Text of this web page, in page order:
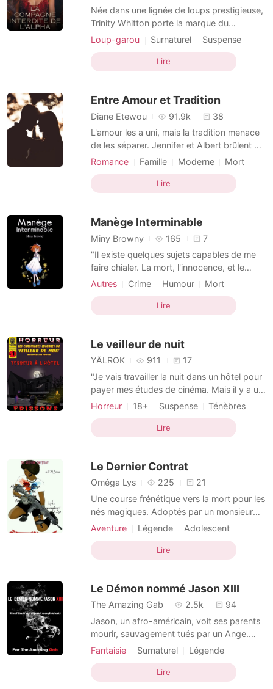
Née dans une lignée de loups prestigieuse,
Trinity Whitton porte la marque du
déshonneur : fille d'une mère disparue dans
jamais éveillé son loup. Rejetée, mais
indomptable, elle vit entre deux mondes -
"incomplète" pour la me
Loup-garou Surnaturel
Suspense
Tribu
Mariés au premier regard
Malédiction
Gentleman
Chanceuse
Amour interdit
Lire
Entre Amour et Tradition
Diane Etewou 91.9k
38
L'amour les a uni, mais la tradition menace
de les séparer. Jennifer et Albert brûlent de
passion l'un pour l'autre mais tout semble
le remède à tout les maux? Entre Amour et
Tradition, lequel triomphera?
Romance Famille Moderne
Mort
Malédiction
Courageuse
Lire
Manège Interminable
Miny Browny 165
7
"Il existe quelques sujets capables de me
faire chialer. La mort, l'innocence, et le
passé. Ce qu'ils ont en commun ? Une fois
parc d'attractions. "Ne vous fiez pas aux
apparences ; elles sont trompeuses." Une
Autres Crime Humour
Mort
Malédiction
Criminelle
Héros
Mature
Génie Flashback
Lire
Le veilleur de nuit
YÄLROK 911
17
"Je vais travailler la nuit dans un hôtel pour
payer mes études de cinéma. Mais il y a un
problème: j'ai peur du noir, c'est le comble
a commencé sur ma page Twitter, les trois
mois suivants ont été absolument horribles.
Horreur 18+ Suspense
Ténèbres
Mort
Malédiction
Lire
Le Dernier Contrat
Oméga Lys 225
21
Une course frénétique vers la mort pour les
nés magiques. Adoptés par un monsieur
dès leur plus jeunes âges, des enfants se
vivre. Mais de ce vilain tour, un enfant s'est
échappé et s'est penché vers l'unique
la plu
Aventure Légende
Adolescent
Résurrection
Malédiction
Personnalités multiples
Courageuse
Lire
Le Démon nommé Jason XIII
The Amazing Gab 2.5k
94
Jason, un afro-américain, voit ses parents
mourir, sauvagement tués par un Ange.
Malheureusement, personne ne croit à son
famille d'accueil, sans espoir de retrouver
le tueur. Mais suite à un drame, Jason fait
Fantaisie Surnaturel
Légende
Vengeance
Malédiction
Vampire
Noble
Charmant
Lire